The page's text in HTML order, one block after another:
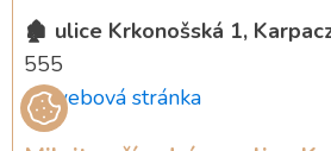
🏚️ ulice Krkonošská 1,
555
@webová stránka